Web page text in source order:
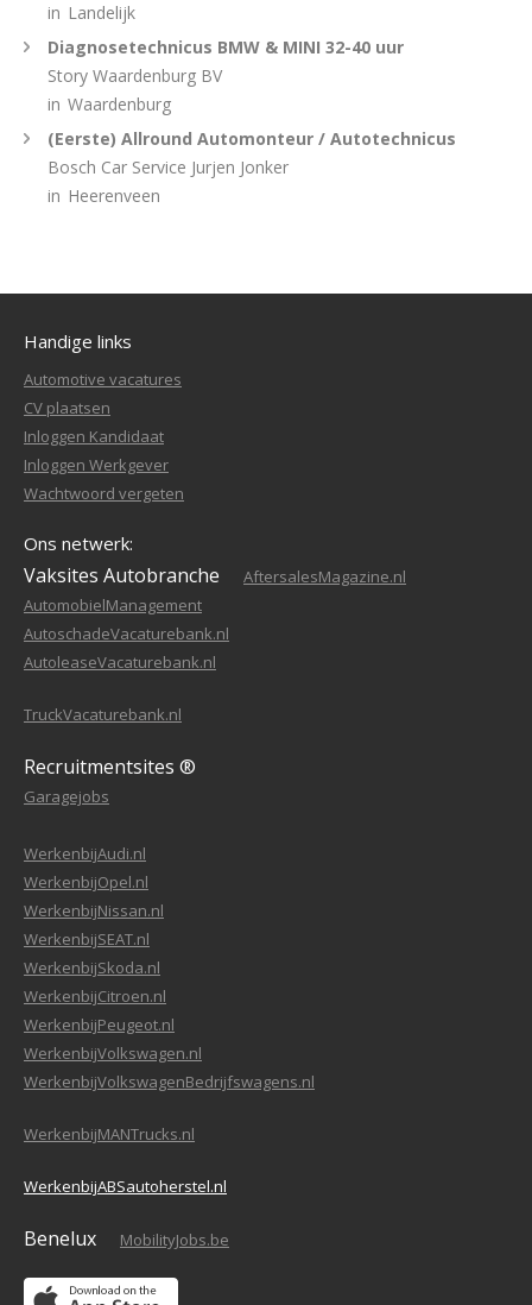
in Landelijk
Diagnosetechnicus BMW & MINI 32-40 uur
Story Waardenburg BV
in Waardenburg
(Eerste) Allround Automonteur / Autotechnicus
Bosch Car Service Jurjen Jonker
in Heerenveen
Handige links
Automotive vacatures
CV plaatsen
Inloggen Kandidaat
Inloggen Werkgever
Wachtwoord vergeten
Ons netwerk:
Vaksites Autobranche
AftersalesMagazine.nl
AutomobielManagement
AutoschadeVacaturebank.nl
AutoleaseVacaturebank.nl
TruckVacaturebank.nl
Recruitmentsites ®
Garagejobs
WerkenbijAudi.nl
WerkenbijOpel.nl
WerkenbijNissan.nl
WerkenbijSEAT.nl
WerkenbijSkoda.nl
WerkenbijCitroen.nl
WerkenbijPeugeot.nl
WerkenbijVolkswagen.nl
WerkenbijVolkswagenBedrijfswagens.nl
WerkenbijMANTrucks.nl
WerkenbijABSautoherstel.nl
Benelux MobilityJobs.be